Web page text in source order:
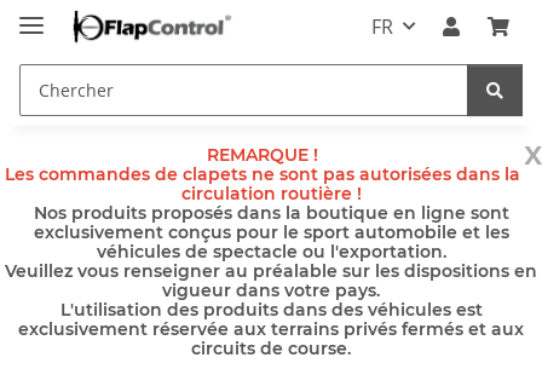
FR
x
REMARQUE !
Les commandes de clapets ne sont pas autorisées dans la
circulation routière !
Nos produits proposés dans la boutique en ligne sont
exclusivement conçus pour le sport automobile et les
véhicules de spectacle ou l'exportation.
Veuillez vous renseigner au préalable sur les dispositions en
vigueur dans votre pays.
L'utilisation des produits dans des véhicules est
exclusivement réservée aux terrains privés fermés et aux
circuits de course.